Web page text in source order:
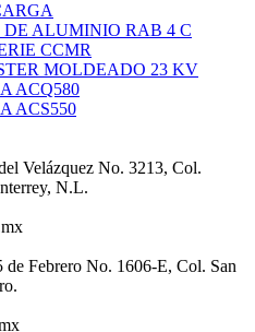
ALUMINIO RAB 4 C
CCMR
MOLDEADO 23 KV
ACQ580
ACS550
Velázquez No. 3213, Col.
N.L.
Febrero No. 1606-E, Col. San